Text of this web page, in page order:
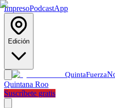
ImpresoPodcastApp
Edición
QuintaFuerza
Quintana Roo
Suscríbete gratis